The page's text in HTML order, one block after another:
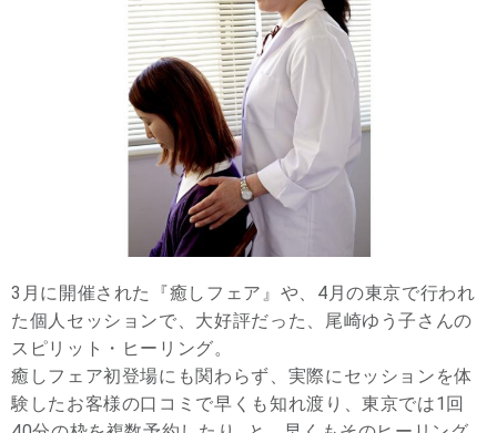
3月に開催された『癒しフェア』や、4月の東京で行われ
た個人セッションで、大好評だった、尾崎ゆう子さんの
スピリット・ヒーリング。
癒しフェア初登場にも関わらず、実際にセッションを体
験したお客様の口コミで早くも知れ渡り、東京では1回